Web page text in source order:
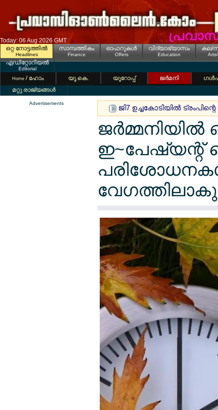
Today: 06 Aug 2026 GMT
ഒറ്റ നോട്ടത്തില്‍
Headlines
സാമ്പത്തികം
Finance
ഓഫറുകള്‍
Offers
വിദ്യാഭ്യാസം
Education
കല/
എഡിറ്റോറിയല്‍
Editorial
Home / ഹോം യൂ.കെ. യൂറോപ്പ് ജര്‍മനി
മറ്റു രാജ്യങ്ങള്‍
Advertisements
ജി7 ഉച്ചകോടിയില്‍
ജര്‍മ്മനിയില്‍
ഇ~പേഷ്യന്റ്